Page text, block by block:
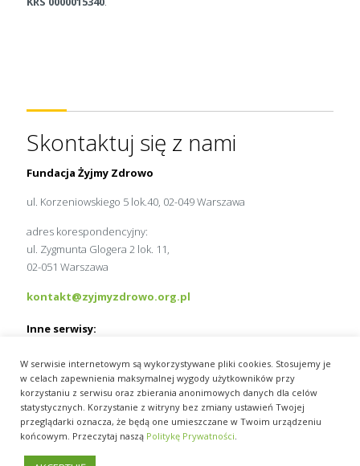
Skontaktuj się z nami
Fundacja Żyjmy Zdrowo
ul. Korzeniowskiego 5 lok.40, 02-049 Warszawa
adres korespondencyjny:
ul. Zygmunta Glogera 2 lok. 11,
02-051 Warszawa
kontakt@zyjmyzdrowo.org.pl
Inne serwisy:
MedExpress.pl
Wydawnictwo Slużba Zdrowia
pracamedyka.pl
W serwisie internetowym są wykorzystywane pliki cookies. Stosujemy je
w celach zapewnienia maksymalnej wygody użytkowników przy
korzystaniu z serwisu oraz zbierania anonimowych danych dla celów
statystycznych. Korzystanie z witryny bez zmiany ustawień Twojej
przeglądarki oznacza, że będą one umieszczane w Twoim urządzeniu
końcowym. Przeczytaj naszą Politykę Prywatności.